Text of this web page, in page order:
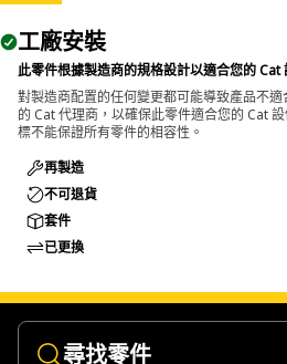
工廠安裝
此零件根據製造商的規格設計以適合您的 Cat
對製造商配置的任何變更都可能導致產品不
的 Cat 代理商，以確保此零件適合您的 Cat
標不能保證所有零件的相容性。
再製造
不可退貨
套件
已更換
尋找零件